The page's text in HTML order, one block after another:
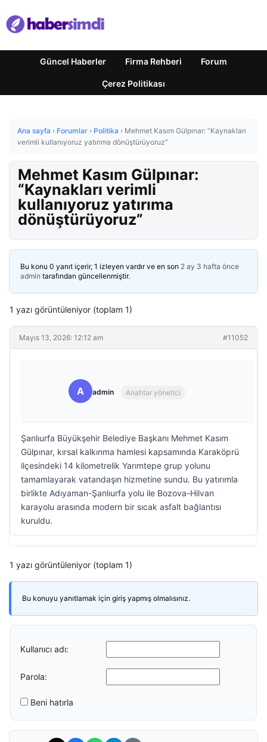
Güncel Haberler Firma Rehberi Forum
Çerez Politikası
Ana sayfa › Forumlar › Politika › Mehmet Kasım Gülpınar: “Kaynakları
verimli kullanıyoruz yatırıma dönüştürüyoruz”
Mehmet Kasım Gülpınar:
“Kaynakları verimli
kullanıyoruz yatırıma
dönüştürüyoruz”
Bu konu 0 yanıt içerir, 1 izleyen vardır ve en son 2 ay 3 hafta önce
admin tarafından güncellenmiştir.
1 yazı görüntüleniyor (toplam 1)
Mayıs 13, 2026: 12:12 am #11052
A admin Anahtar yönetici
Şanlıurfa Büyükşehir Belediye Başkanı Mehmet Kasım
Gülpınar, kırsal kalkınma hamlesi kapsamında Karaköprü
ilçesindeki 14 kilometrelik Yarımtepe grup yolunu
tamamlayarak vatandaşın hizmetine sundu. Bu yatırımla
birlikte Adıyaman-Şanlıurfa yolu ile Bozova-Hilvan
karayolu arasında modern bir sıcak asfalt bağlantısı
kuruldu.
1 yazı görüntüleniyor (toplam 1)
Bu konuyu yanıtlamak için giriş yapmış olmalısınız.
Kullanıcı adı:
Parola:
Beni hatırla